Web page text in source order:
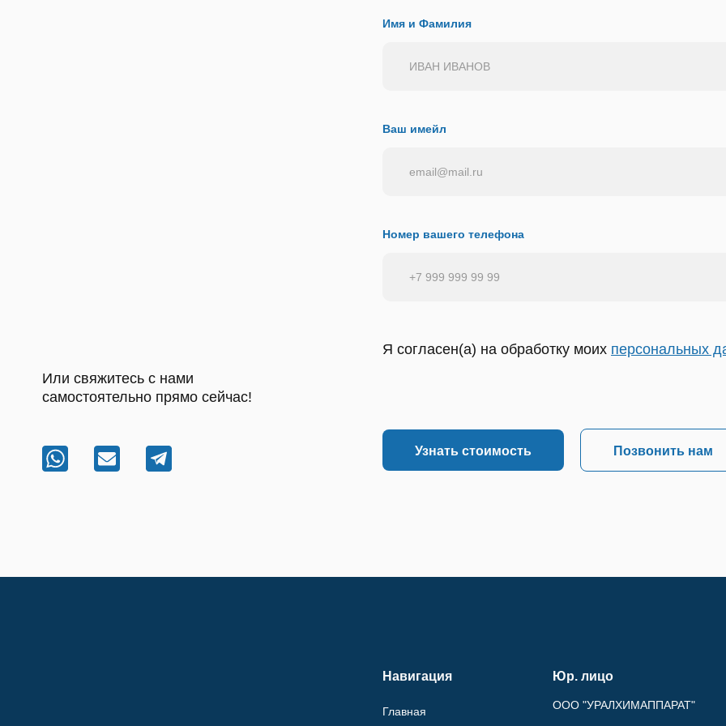
Имя и Фамилия
Ваш имейл
Номер вашего телефона
Я согласен(а) на обработку моих персональных
Позвонить нам
Или свяжитесь с нами
самостоятельно прямо сейчас!
Навигация
Главная
Юр. лицо
ООО "УРАЛХИМАППАРАТ"